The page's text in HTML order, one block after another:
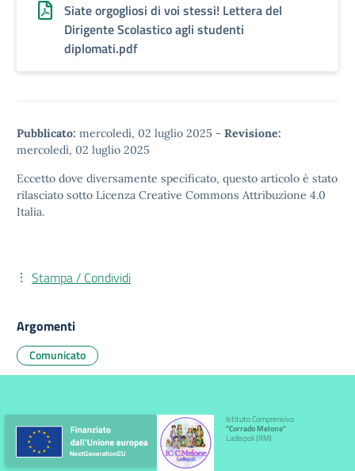
Siate orgogliosi di voi stessi! Lettera del
Dirigente Scolastico agli studenti
diplomati.pdf
Pubblicato: mercoledì, 02 luglio 2025 - Revisione:
mercoledì, 02 luglio 2025
Eccetto dove diversamente specificato, questo articolo è stato
rilasciato sotto Licenza Creative Commons Attribuzione 4.0
Italia.
Stampa / Condividi
Argomenti
Comunicato
Istituto Comprensivo
"Corrado Melone"
Ladispoli (RM)